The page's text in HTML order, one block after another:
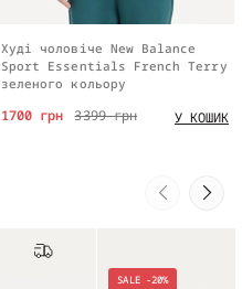
Худі чоловіче New Balance
Sport Essentials French Terry
зеленого кольору
3399 грн
1700 грн У КОШИК
SALE -20%